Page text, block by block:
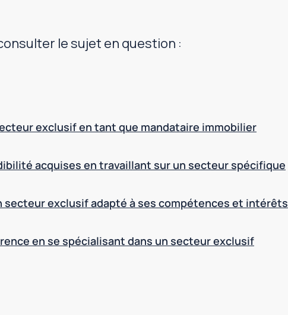
le sujet en question :
exclusif en tant que mandataire immobilier
acquises en travaillant sur un secteur spécifique
exclusif adapté à ses compétences et intérêts
en se spécialisant dans un secteur exclusif